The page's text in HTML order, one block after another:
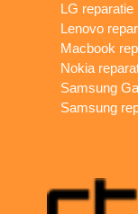
LG reparatie
Lenovo
Macbook
Nokia
Samsung
Samsung